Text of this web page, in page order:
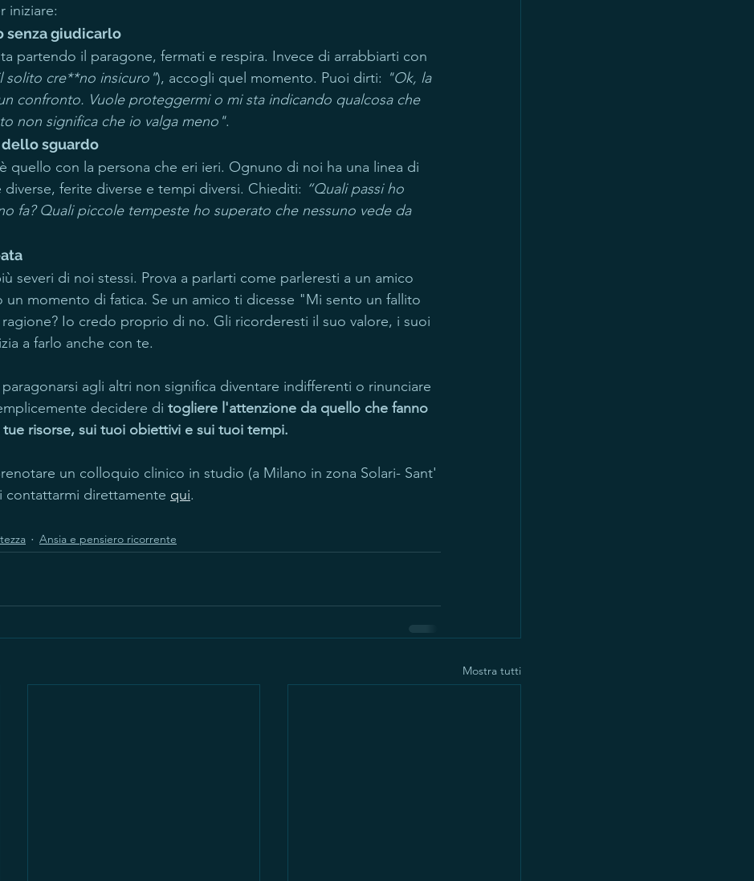
iniziare:
senza giudicarlo
partendo il paragone, fermati e respira. Invece di arrabbiarti con
solito cre**no insicuro"), accogli quel momento. Puoi dirti: "Ok, la
confronto. Vuole proteggermi o mi sta indicando qualcosa che
non significa che io valga meno".
dello sguardo
quello con la persona che eri ieri. Ognuno di noi ha una linea di
diverse, ferite diverse e tempi diversi. Chiediti: “Quali passi ho
fa? Quali piccole tempeste ho superato che nessuno vede da
severi di noi stessi. Prova a parlarti come parleresti a un amico
un momento di fatica. Se un amico ti dicesse "Mi sento un fallito
Io credo proprio di no. Gli ricorderesti il suo valore, i suoi
a farlo anche con te.
agli altri non significa diventare indifferenti o rinunciare
decidere di togliere l'attenzione da quello che fanno
risorse, sui tuoi obiettivi e sui tuoi tempi.
un colloquio clinico in studio (a Milano in zona Solari- Sant'
direttamente qui.
Ansia e pensiero ricorrente
Mostra tutti